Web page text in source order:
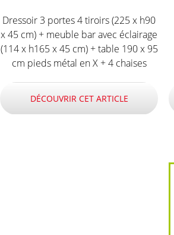
Dressoir 3 portes 4 tiroirs (225 x h90
x 45 cm) + meuble bar avec éclairage
(114 x h165 x 45 cm) + table 190 x 95
cm pieds métal en X + 4 chaises
DÉCOUVRIR CET ARTICLE